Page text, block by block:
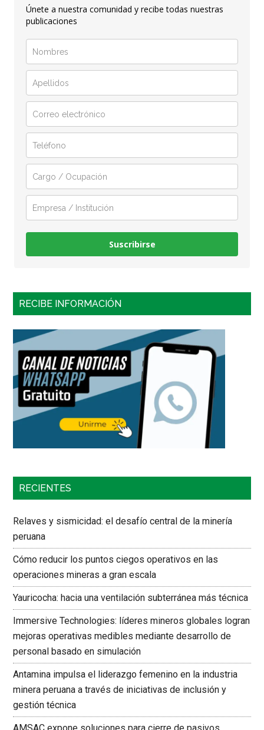
Únete a nuestra comunidad y recibe todas nuestras
publicaciones
Suscribirse
RECIBE INFORMACIÓN
RECIENTES
Relaves y sismicidad: el desafío central de la minería
peruana
Cómo reducir los puntos ciegos operativos en las
operaciones mineras a gran escala
Yauricocha: hacia una ventilación subterránea más técnica
Immersive Technologies: líderes mineros globales logran
mejoras operativas medibles mediante desarrollo de
personal basado en simulación
Antamina impulsa el liderazgo femenino en la industria
minera peruana a través de iniciativas de inclusión y
gestión técnica